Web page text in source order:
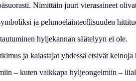
Nimittäin juuri vierasaineet
ja pehmoeläinteollisuuden
hyljekannan säätelyyn ei ole.
ja kalastajat yhdessä etsivät
– kuten vaikkapa hyljeongelmiin –